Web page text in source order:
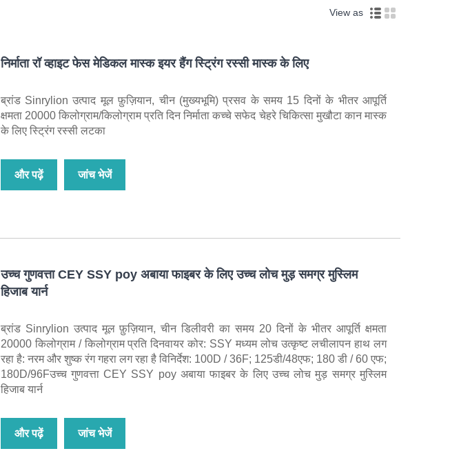
View as
निर्माता रॉ व्हाइट फेस मेडिकल मास्क इयर हैंग स्ट्रिंग रस्सी मास्क के लिए
ब्रांड Sinrylion उत्पाद मूल फ़ुज़ियान, चीन (मुख्यभूमि) प्रसव के समय 15 दिनों के भीतर आपूर्ति
क्षमता 20000 किलोग्राम/किलोग्राम प्रति दिन निर्माता कच्चे सफेद चेहरे चिकित्सा मुखौटा कान मास्क
के लिए स्ट्रिंग रस्सी लटका
और पढ़ें जांच भेजें
उच्च गुणवत्ता CEY SSY poy अबाया फाइबर के लिए उच्च लोच मुड़ समग्र मुस्लिम
हिजाब यार्न
ब्रांड Sinrylion उत्पाद मूल फ़ुज़ियान, चीन डिलीवरी का समय 20 दिनों के भीतर आपूर्ति क्षमता
20000 किलोग्राम / किलोग्राम प्रति दिनवायर कोर: SSY मध्यम लोच उत्कृष्ट लचीलापन हाथ लग
रहा है: नरम और शुष्क रंग गहरा लग रहा है विनिर्देश: 100D / 36F; 125डी/48एफ; 180 डी / 60 एफ;
180D/96Fउच्च गुणवत्ता CEY SSY poy अबाया फाइबर के लिए उच्च लोच मुड़ समग्र मुस्लिम
हिजाब यार्न
और पढ़ें जांच भेजें